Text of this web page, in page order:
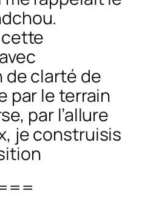
de clarté de
par le terrain
par l’allure
je construisis